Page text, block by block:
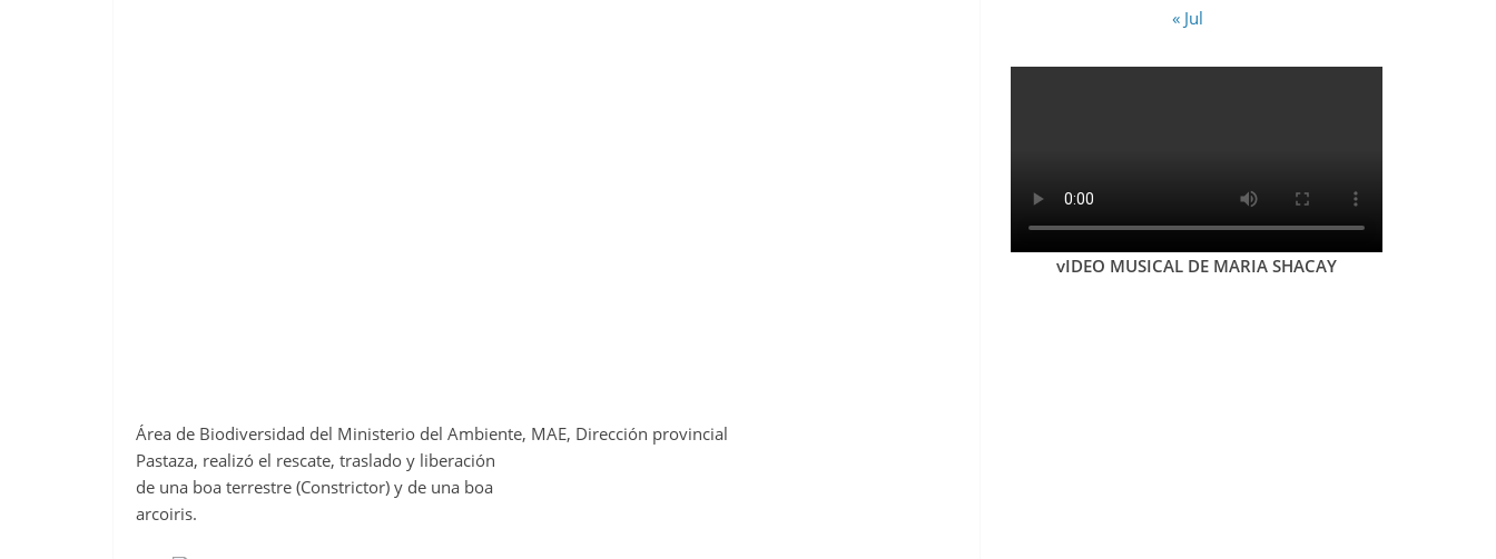
Área de Biodiversidad del Ministerio del Ambiente, MAE, Dirección provincial
Pastaza, realizó el rescate, traslado y liberación
de una boa terrestre (Constrictor) y de una boa
arcoiris.
« Jul
vIDEO MUSICAL DE MARIA SHACAY